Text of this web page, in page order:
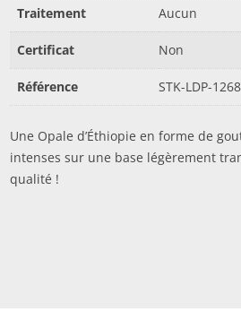
Traitement Aucun
Certificat Non
Référence STK-LDP-1268
Une Opale d’Éthiopie en forme de
intenses sur une base légèrement
qualité !